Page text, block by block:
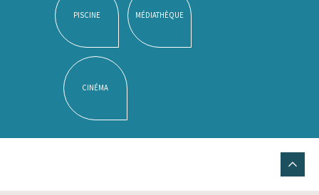
PISCINE MÉDIATHÈQUE
CINÉMA